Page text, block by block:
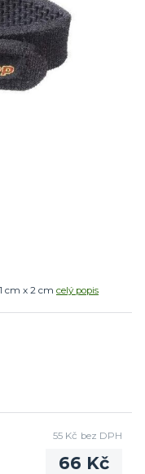
cm x 2 cm celý popis
66 Kč
55 Kč bez DPH